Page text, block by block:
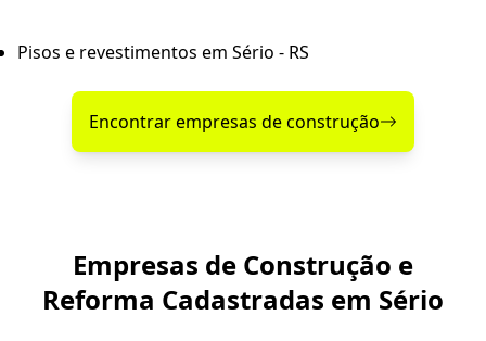
Pisos e revestimentos em Sério - RS
Encontrar empresas de construção
Empresas de Construção e
Reforma Cadastradas em Sério